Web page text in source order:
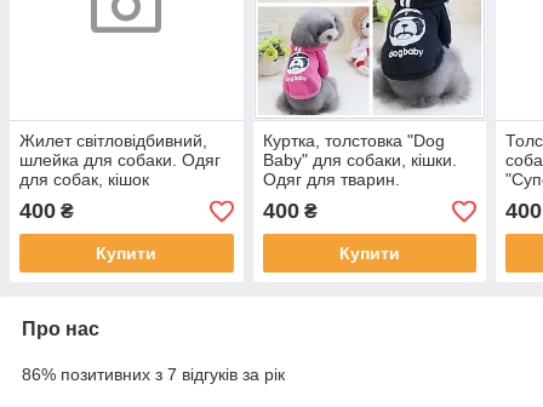
Жилет світловідбивний,
шлейка для собаки. Одяг
для собак, кішок
400 ₴
Купити
Куртка, толстовка "Dog
Baby" для собаки, кішки.
Одяг для тварин.
400₴
Купити
400
Про нас
86% позитивних з 7 відгуків за рік